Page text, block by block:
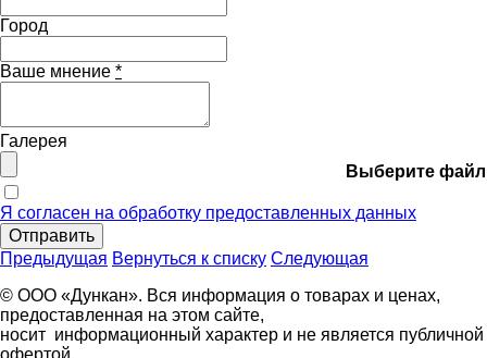
Город
Ваше мнение *
Галерея
Выберите файл
Я согласен на обработку предоставленных данных
Отправить
Предыдущая Вернуться к списку Следующая
© ООО «Дункан». Вся информация о товарах и ценах,
предоставленная на этом сайте,
носит информационный характер и не является публичной
офертой.